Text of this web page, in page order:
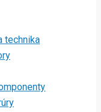
technika